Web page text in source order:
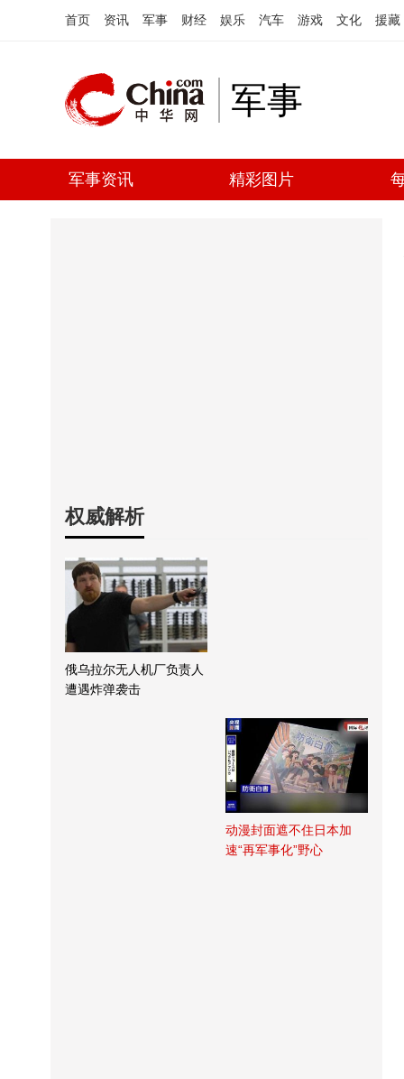
首页 资讯 军事 财经 娱乐 汽车 游戏 文化 援藏
军事
军事资讯 精彩图片
权威解析
俄乌拉尔无人机厂负责人
遭遇炸弹袭击
动漫封面遮不住日本加
速“再军事化”野心